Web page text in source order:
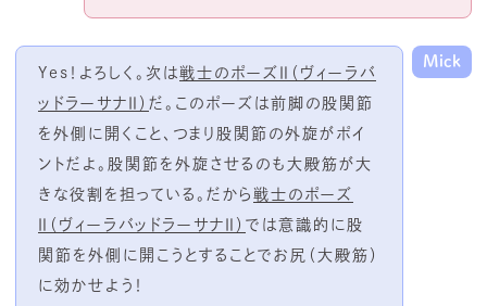
Yes！よろしく。次は戦士のポーズⅡ（ヴィーラバ
ッドラーサナⅡ） だ。このポーズは前脚の股関節
を外側に開くこと、つまり股関節の外旋がポイ
ントだよ。股関節を外旋させるのも大殿筋が大
きな役割を担っている。だから 戦士のポーズ
Ⅱ（ヴィーラバッドラーサナⅡ） では意識的に股
関節を外側に開こうとすることでお尻（大殿筋）
に効かせよう！
Mick